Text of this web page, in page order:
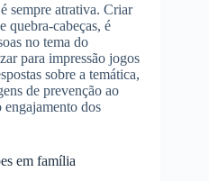
sempre atrativa. Criar
quebra-cabeças, é
no tema do
para impressão jogos
sobre a temática,
de prevenção ao
dos
em família